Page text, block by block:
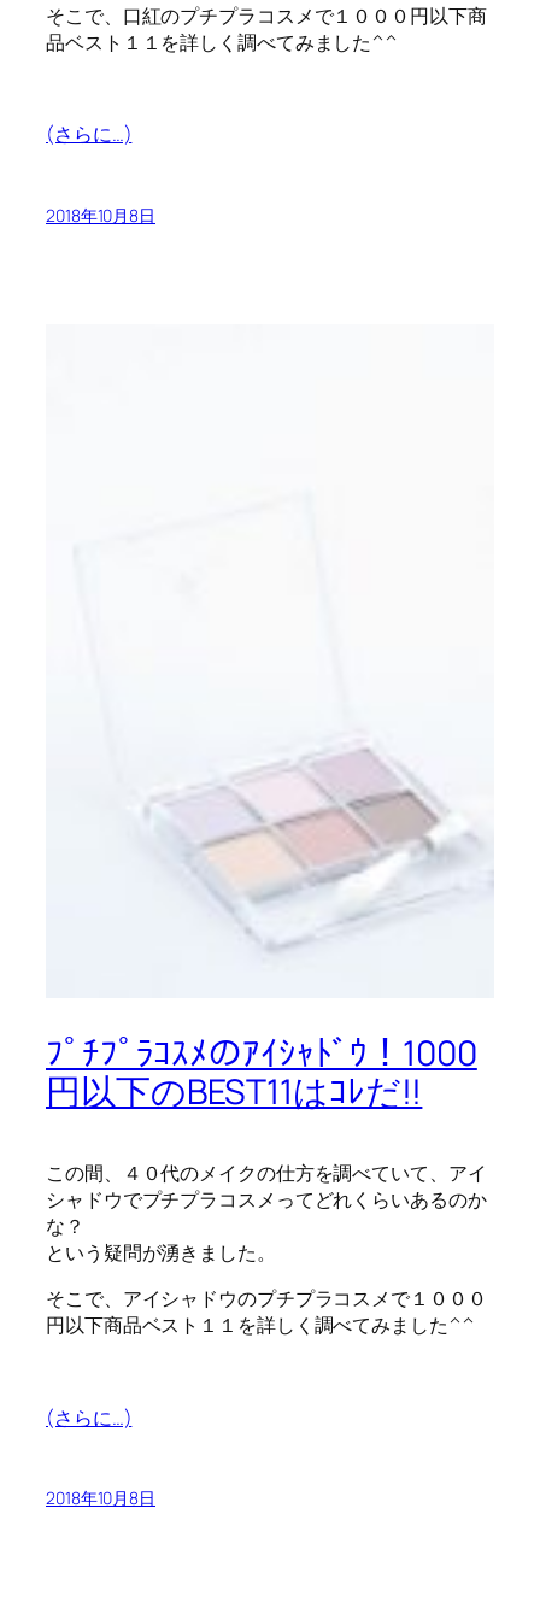
そこで、口紅のプチプラコスメで１０００円以下商
品ベスト１１を詳しく調べてみました^^
(さらに…)
2018年10月8日
ﾌﾟﾁﾌﾟﾗｺｽﾒのｱｲｼｬﾄﾞｳ！1000
円以下のBEST11はｺﾚだ!!
この間、４０代のメイクの仕方を調べていて、アイ
シャドウでプチプラコスメってどれくらいあるのか
な？
という疑問が湧きました。
そこで、アイシャドウのプチプラコスメで１０００
円以下商品ベスト１１を詳しく調べてみました^^
(さらに…)
2018年10月8日